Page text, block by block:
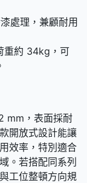
處理，兼顧耐用
重約 34kg，可
mm，表面採耐
開放式設計能讓
效率，特別適合
。若搭配同系列
工位整頓方向規